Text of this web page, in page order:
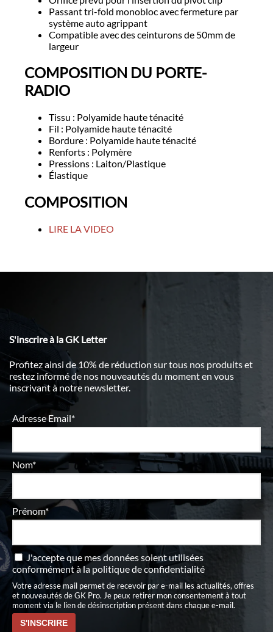
Passant tri-fold monobloc avec fermeture par
système auto agrippant
Compatible avec des ceinturons de 50mm de
largeur
COMPOSITION DU PORTE-
RADIO
Tissu : Polyamide haute ténacité
Fil : Polyamide haute ténacité
Bordure : Polyamide haute ténacité
Renforts : Polymère
Pressions : Laiton/Plastique
Élastique
COMPOSITION
LIRE LA VIDEO
S'inscrire à la GK Letter
Profitez ainsi de 10% de réduction sur tous nos produits et
restez informé de nos nouveautés du moment en vous
inscrivant à notre newsletter.
Adresse Email*
Nom*
Prénom*
J'accepte que mes données soient utilisées
conformément àla politique de confidentialité
Votre adresse mail permet de recevoir par e-mail les actualités, offres
et nouveautés de GK Pro. Je peux retirer mon consentement à tout
moment via le lien de désinscription présent dans chaque e-mail.